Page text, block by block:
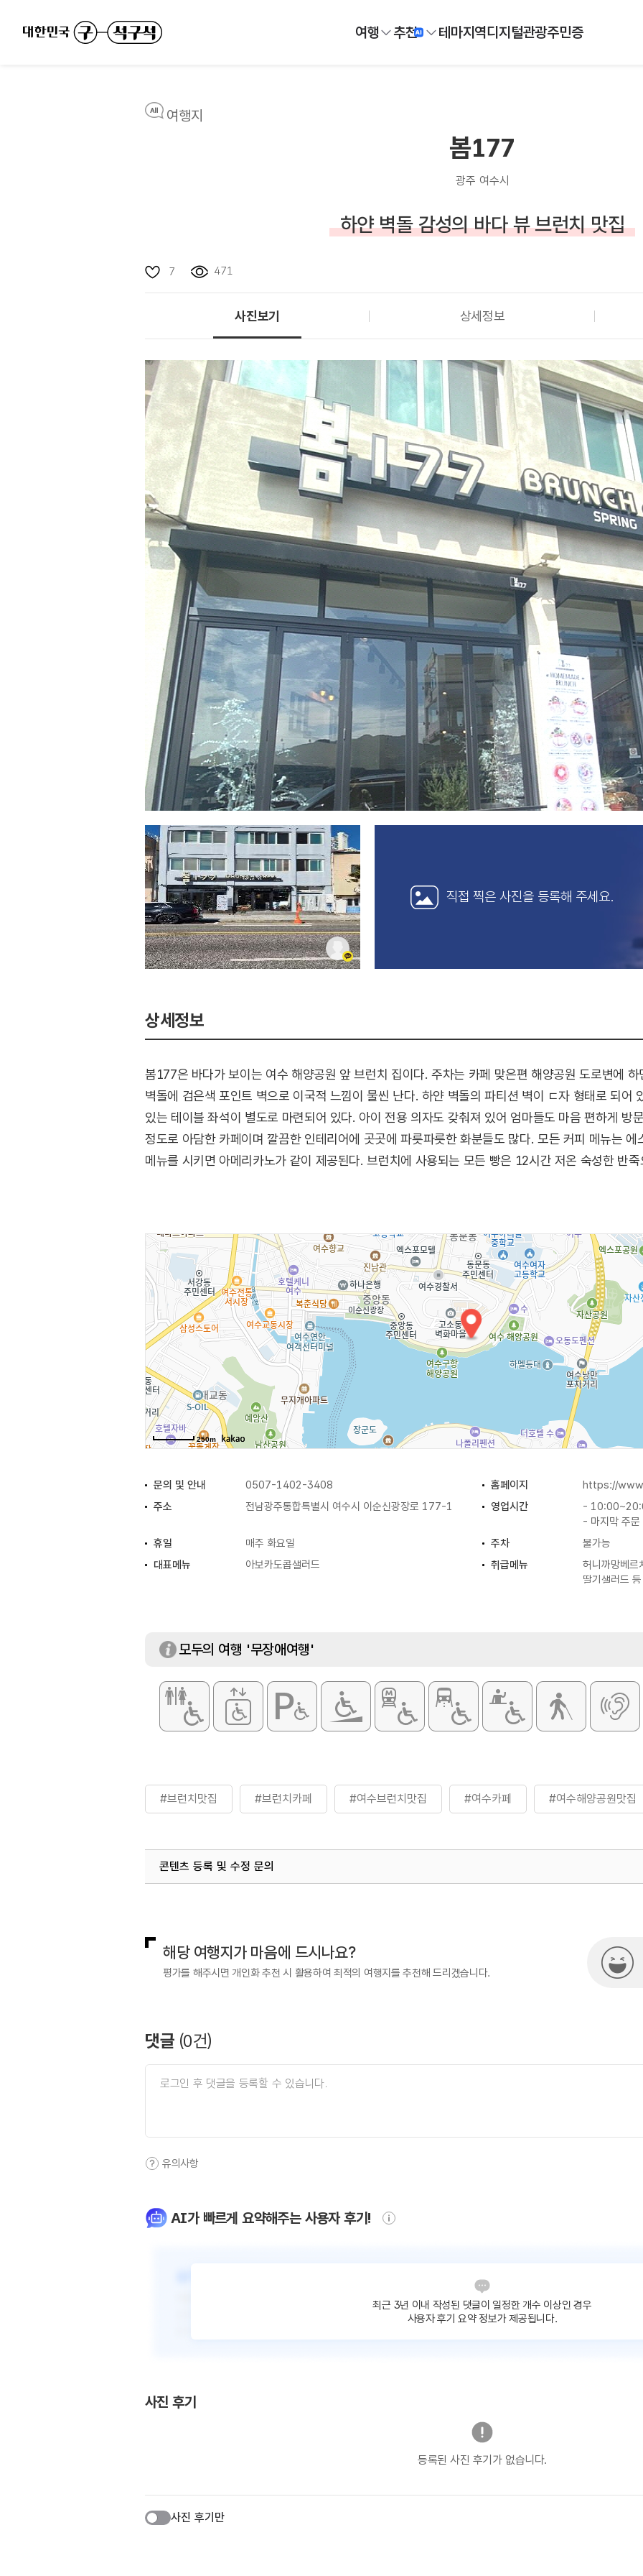
여행 추천 테마지역디지털관광주민증
여행지
봄177
광주 여수시
하얀 벽돌 감성의 바다 뷰 브런치 맛집
7 471
사진보기 상세정보
직접 찍은 사진을등록해 주세요.
상세정보
봄177은 바다가 보이는 여수 해양공원 앞 브런치 집이다. 주차는 카페 맞은편 해양공원 도로변에
벽돌에 검은색 포인트 벽으로 이국적 느낌이 물씬 난다. 하얀 벽돌의 파티션 벽이 ㄷ자 형태로 되어
있는 테이블 좌석이 별도로 마련되어 있다. 아이 전용 의자도 갖춰져 있어 엄마들도 마음 편하게 방
정도로 아담한 카페이며 깔끔한 인테리어에 곳곳에 파릇파릇한 화분들도 많다. 모든 커피 메뉴는
메뉴를 시키면 아메리카노가 같이 제공된다. 브런치에 사용되는 모든 빵은 12시간 저온 숙성한 반
250m
문의 및 안내 0507-1402-3408 홈페이지
https://
주소
전남광주통합특별시 여수시 이순신광장로 177-1 영업시간
-
- 마지막 주
휴일
매주 화요일 주차
불가능
대표메뉴
아보카도콥샐러드 취급메뉴
허니까망베르
딸기샐러드 등
모두의 여행 '무장애여행'
#브런치맛집 #브런치카페 #여수브런치맛집 #여수카페 #여수해양공원맛집
콘텐츠 등록 및 수정 문의
해당 여행지가 마음에 드시나요?
평가를 해주시면 개인화 추천 시 활용하여 최적의 여행지를 추천해 드리겠습니다.
댓글 (0건)
유의사항
AI가 빠르게 요약해주는 사용자 후기!
최근 3년 이내 작성된 댓글이 일정한 개수 이상인 경우
사용자 후기 요약 정보가 제공됩니다.
사진 후기
등록된 사진 후기가 없습니다.
사진 후기만